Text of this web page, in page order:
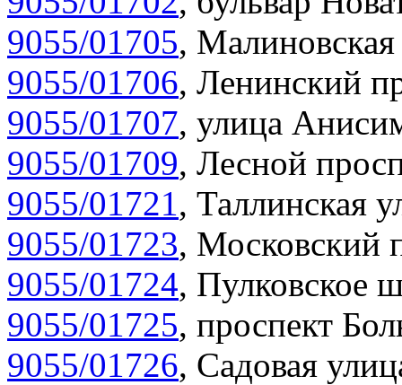
9055/01705,
9055/01706, Ленинский
9055/01707, улица
9055/01709, Лесной
9055/01721, Таллинская
9055/01723, Московский
9055/01724, Пулковское
9055/01725, проспект
9055/01726, Садовая